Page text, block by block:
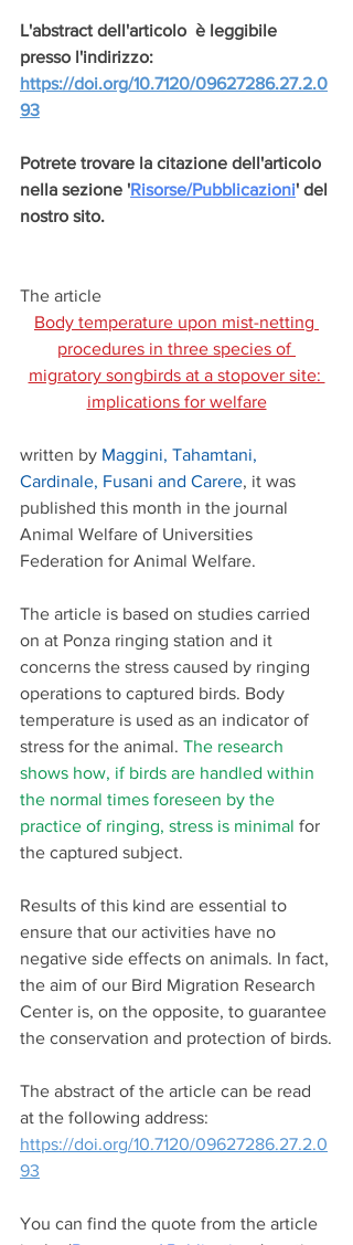
L'abstract dell'articolo  è leggibile
presso l'indirizzo:
https://doi.org/10.7120/09627286.27.2.0
93
Potrete trovare la citazione dell'articolo
nella sezione 'Risorse/Pubblicazioni' del
nostro sito.
The article
Body temperature upon mist-netting
procedures in three species of
migratory songbirds at a stopover site:
implications for welfare
written by Maggini, Tahamtani,
Cardinale, Fusani and Carere, it was
published this month in the journal
Animal Welfare of Universities
Federation for Animal Welfare.
The article is based on studies carried
on at Ponza ringing station and it
concerns the stress caused by ringing
operations to captured birds. Body
temperature is used as an indicator of
stress for the animal. The research
shows how, if birds are handled within
the normal times foreseen by the
practice of ringing, stress is minimal for
the captured subject.
Results of this kind are essential to
ensure that our activities have no
negative side effects on animals. In fact,
the aim of our Bird Migration Research
Center is, on the opposite, to guarantee
the conservation and protection of birds.
The abstract of the article can be read
at the following address:
https://doi.org/10.7120/09627286.27.2.0
93
You can find the quote from the article